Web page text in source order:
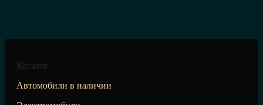
Каталог
Автомобили в наличии